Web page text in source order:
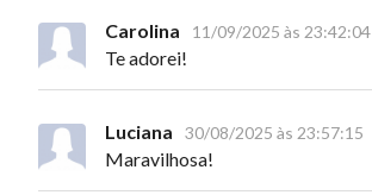
Carolina 11/09/2025 às 23:42:04
Te adorei!
Luciana 30/08/2025 às 23:57:15
Maravilhosa!